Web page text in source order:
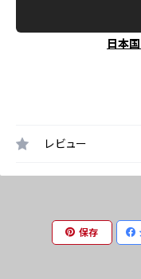
日本
レビュー
保存